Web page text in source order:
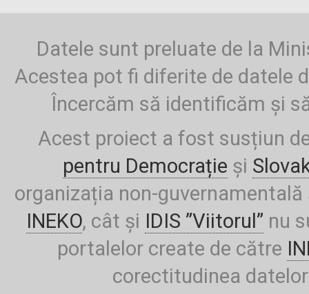
Datele sunt preluate de la
Acestea pot fi diferite de datele
Încercăm să identificăm și
Acest proiect a fost susțiun
pentru Democrație și
organizația non-
INEKO, cât și IDIS ”Viitorul” nu
portalelor create de către
corectitudinea